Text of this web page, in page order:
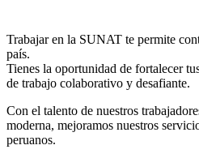
Trabajar en la SUNAT te permite
país.
Tienes la oportunidad de fortalecer
de trabajo colaborativo y desafiante.
Con el talento de nuestros
moderna, mejoramos nuestros
peruanos.